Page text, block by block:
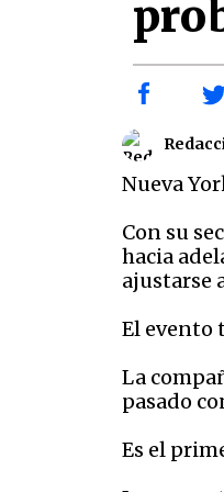
Nueva
Con su
hacia
ajustarse
El evento
La
pasado
Es el